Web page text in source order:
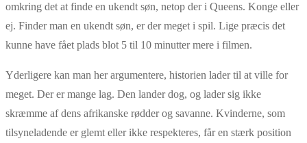
omkring det at finde en ukendt søn, netop der i Queens. Konge eller
ej. Finder man en ukendt søn, er der meget i spil. Lige præcis det
kunne have fået plads blot 5 til 10 minutter mere i filmen.
Yderligere kan man her argumentere, historien lader til at ville for
meget. Der er mange lag. Den lander dog, og lader sig ikke
skræmme af dens afrikanske rødder og savanne. Kvinderne, som
tilsyneladende er glemt eller ikke respekteres, får en stærk position